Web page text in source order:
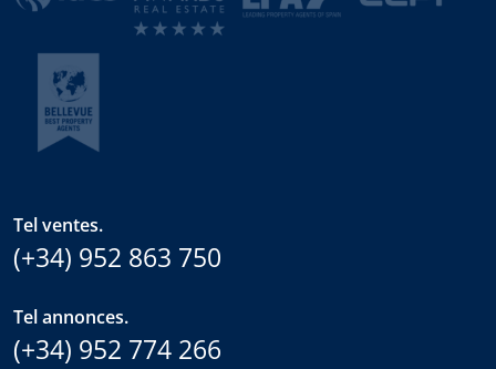
Tel ventes.
(+34) 952 863 750
Tel annonces.
(+34) 952 774 266